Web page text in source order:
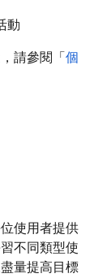
動
請參閱「 個
使用者提供
不同類型使
量提高目標